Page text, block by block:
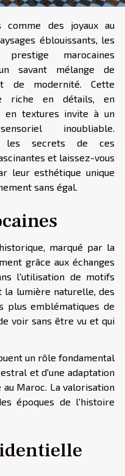
comme des joyaux au
éblouissants, les
marocaines
savant mélange de
de modernité. Cette
riche en détails, en
en textures invite à un
inoubliable.
les secrets de ces
et laissez-vous
leur esthétique unique
sans égal.
marqué par la
grâce aux échanges
l'utilisation de motifs
la lumière naturelle, des
plus emblématiques de
voir sans être vu et qui
un rôle fondamental
et d'une adaptation
Maroc. La valorisation
époques de l'histoire